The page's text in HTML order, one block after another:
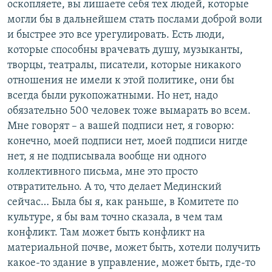
оскопляете, вы лишаете себя тех людей, которые
могли бы в дальнейшем стать послами доброй воли
и быстрее это все урегулировать. Есть люди,
которые способны врачевать душу, музыканты,
творцы, театралы, писатели, которые никакого
отношения не имели к этой политике, они бы
всегда были рукопожатными. Но нет, надо
обязательно 500 человек тоже вымарать во всем.
Мне говорят – а вашей подписи нет, я говорю:
конечно, моей подписи нет, моей подписи нигде
нет, я не подписывала вообще ни одного
коллективного письма, мне это просто
отвратительно. А то, что делает Мединский
сейчас… Была бы я, как раньше, в Комитете по
культуре, я бы вам точно сказала, в чем там
конфликт. Там может быть конфликт на
материальной почве, может быть, хотели получить
какое-то здание в управление, может быть, где-то